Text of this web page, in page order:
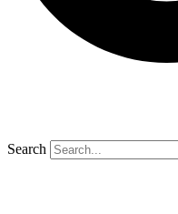
Search